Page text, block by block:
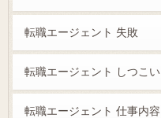
転職エージェント 失敗
転職エージェント しつこい
転職エージェント 仕事内容